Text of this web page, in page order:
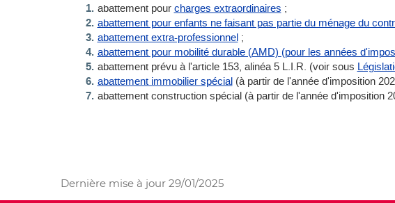
abattement pour charges extraordinaires ;
abattement pour enfants ne faisant pas partie du ménage du
abattement extra-professionnel;
abattement pour mobilité durable (AMD) (pour les années
abattement prévu à l'article 153, alinéa 5 L.I.R. (voir sous
abattement immobilier spécial(à partir de l'année d'imposition
abattement construction spécial (à partir de l'année d'imposition
Dernière mise à jour 29/01/2025